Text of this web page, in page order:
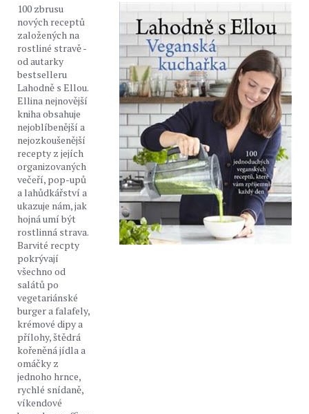
100 zbrusu
nových receptů
založených na
rostliné stravě -
od autarky
bestselleru
Lahodně s Ellou.
Ellina nejnovější
kniha obsahuje
nejoblíbenější a
nejozkoušenější
recepty z jejích
organizovaných
večeří, pop-upů
a lahůdkářství a
ukazuje nám, jak
hojná umí být
rostlinná strava.
Barvité recpty
pokrývají
všechno od
salátů po
vegetariánské
burger a falafely,
krémové dipy a
přílohy, štědrá
kořeněná jídla a
omáčky z
jednoho hrnce,
rychlé snídaně,
víkendové